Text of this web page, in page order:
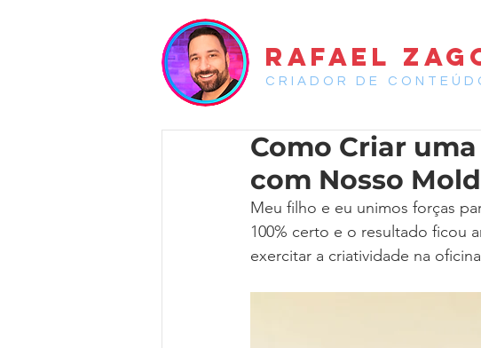
RAFAEL
CRIADOR DE
Como Criar
com Nosso
Meu filho e eu unimos forças
100% certo e o resultado ficou
exercitar a criatividade na